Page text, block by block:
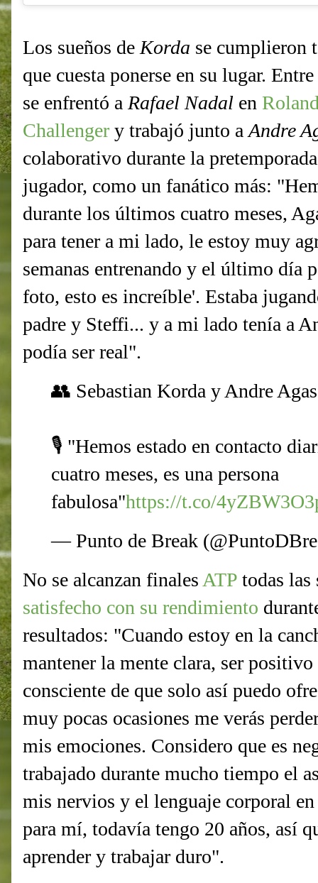
Los sueños deKorda se cumplieron
que cuesta ponerse en su lugar.
se enfrentó a Rafael Nadal en
Challenger y trabajó junto aAndre
colaborativo durante la
jugador, como un fanático más:
durante los últimos cuatro meses,
para tener a mi lado, le estoy muy
semanas entrenando y el último día
foto, esto es increíble'. Estaba
padre y Steffi... y a mi lado tenía a
podía ser real".
👥 Sebastian Korda y Andre
🎙️ "Hemos estado en contacto
cuatro meses, es una persona
fabulosa"https://t.co/
— Punto de Break
No se alcanzan finalesATP todas
satisfecho con su rendimiento
resultados: "Cuando estoy en la
mantener la mente clara, ser
consciente de que solo así puedo
muy pocas ocasiones me verás
mis emociones. Considero que es
trabajado durante mucho tiempo el
mis nervios y el lenguaje corporal
para mí, todavía tengo 20 años, así
aprender y trabajar duro".